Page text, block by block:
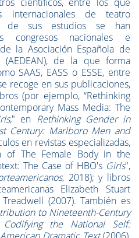
internacionales de teatro
de sus estudios se han
congresos nacionales e
la Asociación Española de
(AEDEAN), de la que forma
SAAS, EASS o ESSE, entre
recoge en sus publicaciones,
(por ejemplo, “Rethinking
Mass Media: The
" en Rethinking Gender in
Century: Marlboro Men and
en revistas especializadas,
of The Female Body in the
The Case of HBO's Girls",
, 2018); y libros
Elizabeth Stuart
(2007). También es
to Nineteenth-Century
Codifying the National Self: